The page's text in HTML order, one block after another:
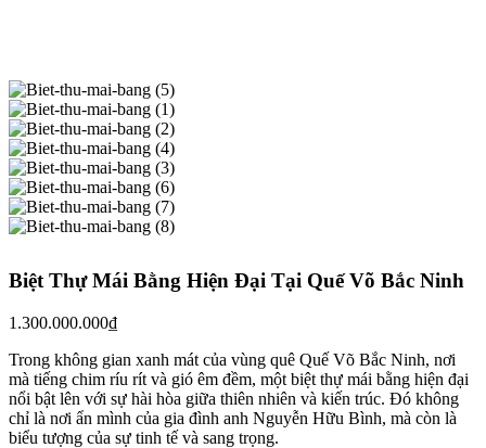
Biệt Thự Mái Bằng Hiện Đại Tại Quế Võ Bắc Ninh
1.300.000.000₫
Trong không gian xanh mát của vùng quê Quế Võ Bắc Ninh, nơi
mà tiếng chim ríu rít và gió êm đềm, một biệt thự mái bằng hiện đại
nổi bật lên với sự hài hòa giữa thiên nhiên và kiến trúc. Đó không
chỉ là nơi ẩn mình của gia đình anh Nguyễn Hữu Bình, mà còn là
biểu tượng của sự tinh tế và sang trọng.